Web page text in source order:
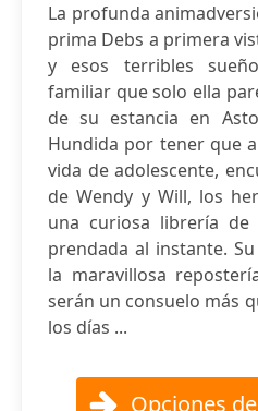
La profunda
prima Debs a primera
y esos terribles
familiar que solo ella
de su estancia en
Hundida por tener que
vida de adolescente,
de Wendy y Will, los
una curiosa librería de
prendada al instante.
la maravillosa
serán un consuelo más
los días ...
Opciones